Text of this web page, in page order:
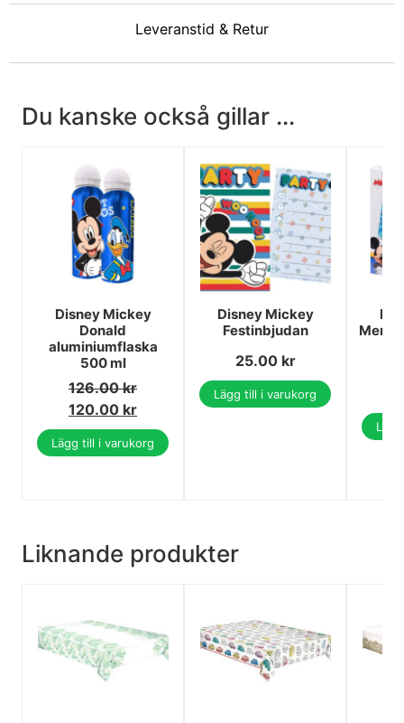
Leveranstid & Retur
Du kanske också gillar ...
Disney Mickey
Donald
aluminiumflaska
500 ml
126.00kr
120.00 kr
Lägg till i varukorg
Disney Mickey
Festinbjudan
25.00 kr
Lägg till i varukorg
Liknande produkter